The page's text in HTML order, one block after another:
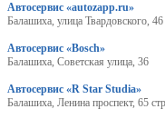
Автосервис «autozapp.ru»
Балашиха, улица Твардовского,
Автосервис «Bosch»
Балашиха, Советская улица, 36
Автосервис «R Star Studia»
Балашиха, Ленина проспект, 65